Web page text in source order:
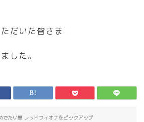
だいた皆さま
した。
でたい!!!! レッドフィオナをピックアップ